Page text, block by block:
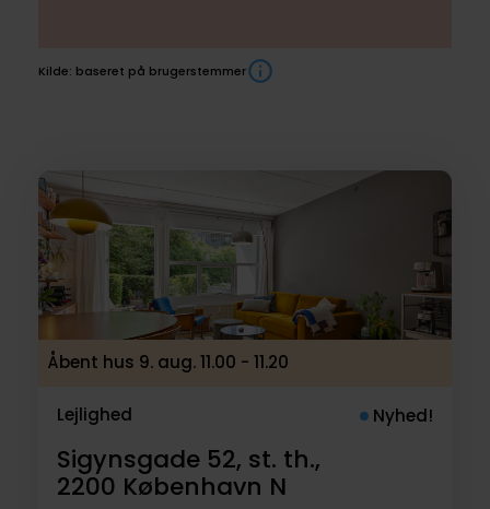
Kilde: baseret på brugerstemmer
Boliger
til
salg
Åbent hus 9. aug. 11.00 - 11.20
Lejlighed Nyhed!
Sigynsgade 52, st. th.,
2200 København N